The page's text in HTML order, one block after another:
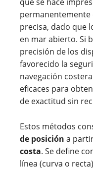
permanentemente
precisa, dado que
en mar abierto. Si
precisión de los
favorecido la
navegación
eficaces para
de exactitud sin
Estos métodos
de posición a
costa. Se define
línea (curva o